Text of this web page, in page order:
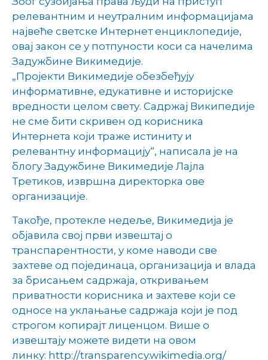
релевантним и неутралним информацијама
највеће светске Интернет енциклопедије,
овај закон се у потпуности коси са начелима
Задужбине Викимедије.
„Пројекти Викимедије обезбеђују
информативне, едукативне и историјске
вредности целом свету. Садржај Википедије
не сме бити скривен од корисника
Интернета који траже истиниту и
релевантну информацију“, написала је на
блогу Задужбине Викимедије Лајла
Третиков, извршна директорка ове
организације.
Такође, протекле недеље, Викимедија је
објавила свој први извештај о
транспарентности, у коме наводи све
захтеве од појединаца, организација и влада
за брисањем садржаја, откривањем
приватности корисника и захтеве који се
односе на уклањање садржаја који је под
строгом копирајт лиценцом. Више о
извештају можете видети на овом
линку: http://transparency.wikimedia.org/